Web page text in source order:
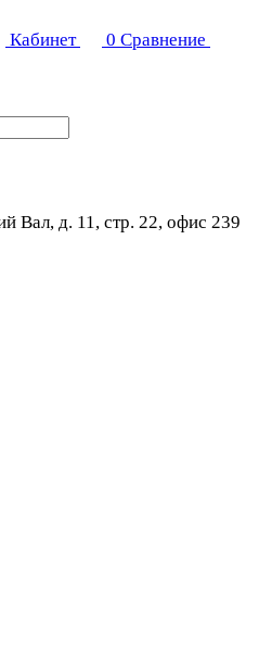
Кабинет 0 Сравнение
Вал, д. 11, стр. 22, офис 239